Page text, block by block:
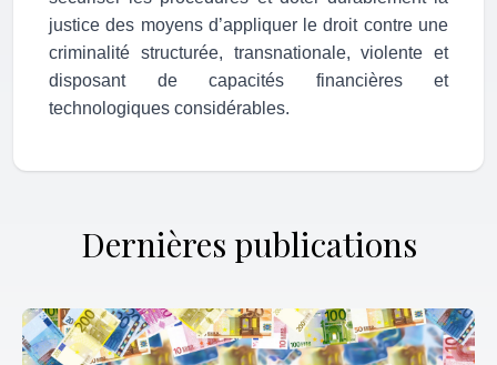
justice des moyens d’appliquer le droit contre une
criminalité structurée, transnationale, violente et
disposant de capacités financières et
technologiques considérables.
Dernières publications